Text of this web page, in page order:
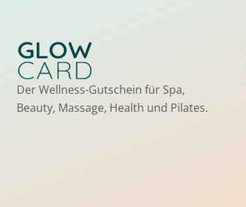
Der Wellness-Gutschein für Spa,
Beauty, Massage, Health und Pilates.